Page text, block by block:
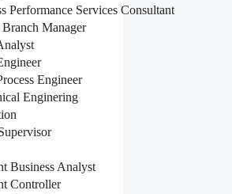
Performance Services Consultant
Manager
Engineer
Enginering
Business Analyst
Controller